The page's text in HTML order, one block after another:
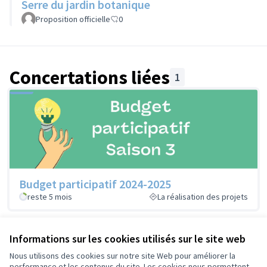
Informations sur les cookies utilisés sur le site web
Nous utilisons des cookies sur notre site Web pour améliorer la
(S'ouvre dans un nouvel
Serre du jardin botanique
Proposition officielle 0
Concertations liées 1
Budget participatif 2024-2025
reste 5 mois La réalisation des projets
Référence : tours-PART-2026-03-200